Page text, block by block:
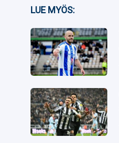
Facebook
Twitter
Whatsapp
LUE MYÖS: